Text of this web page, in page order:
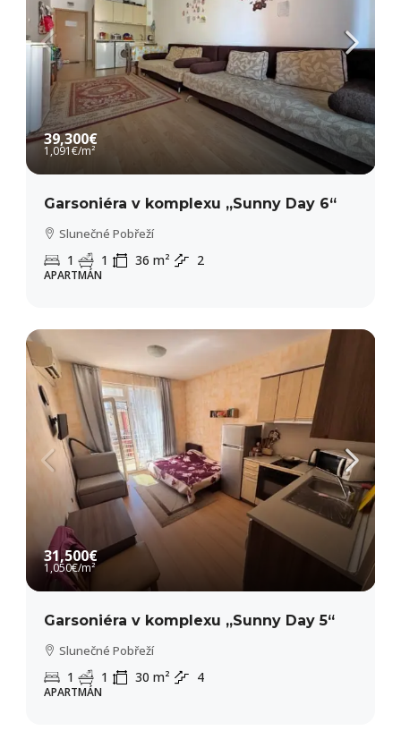
PODROBNĚJI
39,300€
1,091€/m²
Garsoniéra v komplexu „Sunny Day 6“
Slunečné Pobřeží
1 1 36 m² 2
APARTMÁN
31,500€
1,050€/m²
Garsoniéra v komplexu „Sunny Day 5“
Slunečné Pobřeží
1 1 30 m² 4
APARTMÁN